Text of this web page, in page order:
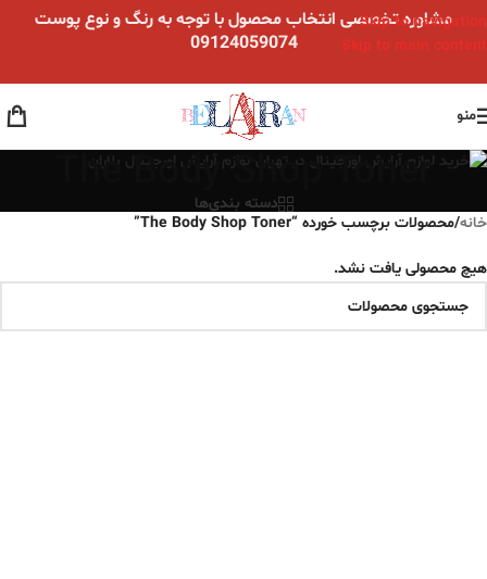
Skip to navigation
Skip to main content
مشاوره تخصصی انتخاب محصول با توجه به رنگ و نوع پوست
09124059074
منو
The Body Shop Toner
دسته بندی‌ها
خانه/محصولات برچسب خورده “The Body Shop Toner”
هیچ محصولی یافت نشد.